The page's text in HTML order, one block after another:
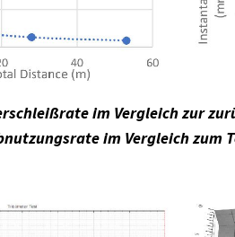
im Vergleich zur
im Vergleich zum